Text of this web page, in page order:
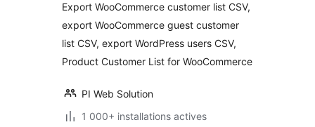
WooCommerce
Export WooCommerce customer list CSV,
export WooCommerce guest customer
list CSV, export WordPress users CSV,
Product Customer List for WooCommerce
PI Web Solution
1 000+ installations actives